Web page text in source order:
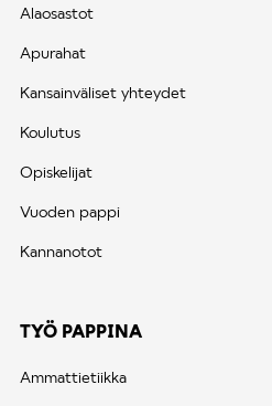
Alaosastot
Apurahat
Kansainväliset yhteydet
Koulutus
Opiskelijat
Vuoden pappi
Kannanotot
TYÖ PAPPINA
Ammattietiikka